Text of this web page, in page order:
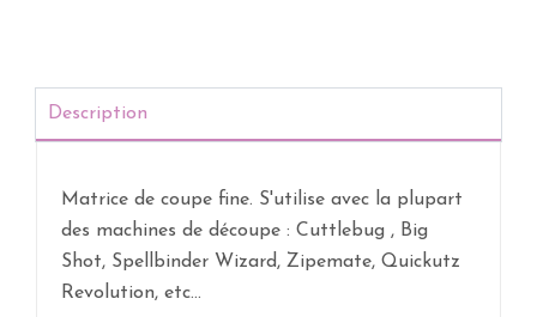
Description
Matrice de coupe fine. S'utilise avec la plupart
des machines de découpe : Cuttlebug , Big
Shot, Spellbinder Wizard, Zipemate, Quickutz
Revolution, etc...